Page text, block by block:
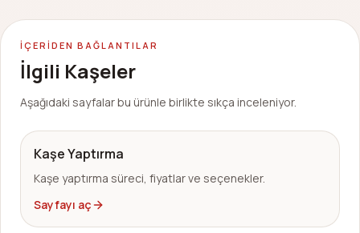
İÇERIDEN BAĞLANTILAR
İlgili Kaşeler
Aşağıdaki sayfalar bu ürünle birlikte sıkça inceleniyor.
Kaşe Yaptırma
Kaşe yaptırma süreci, fiyatlar ve seçenekler.
Sayfayı aç